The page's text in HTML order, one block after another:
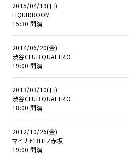
2015/04/19(日)
LIQUIDROOM
15:30 開演
2014/06/20(金)
渋谷CLUB QUATTRO
19:00 開演
2013/03/10(日)
渋谷CLUB QUATTRO
18:00 開演
2012/10/26(金)
マイナビBLITZ赤坂
19:00 開演